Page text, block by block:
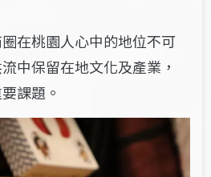
在桃園人心中的地位不可
中保留在地文化及產業，
課題。